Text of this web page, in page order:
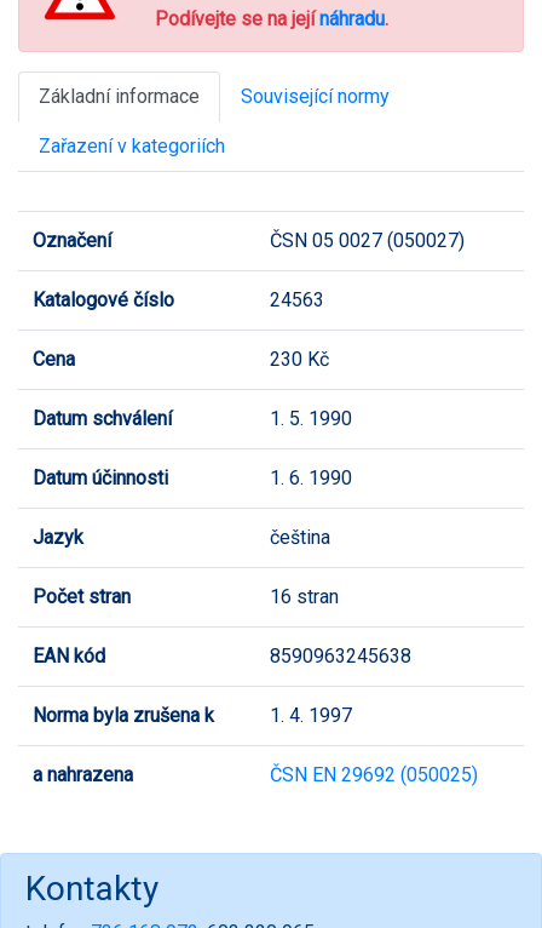
Podívejte se na jejínáhradu.
Základní informace Související normy
Zařazení v kategoriích
Označení ČSN 05 0027 (050027)
Katalogové číslo 24563
Cena 230 Kč
Datum schválení 1. 5. 1990
Datum účinnosti 1. 6. 1990
Jazyk čeština
Počet stran 16 stran
EAN kód 8590963245638
Norma byla zrušena k 1. 4. 1997
a nahrazena ČSN EN 29692 (050025)
Kontakty